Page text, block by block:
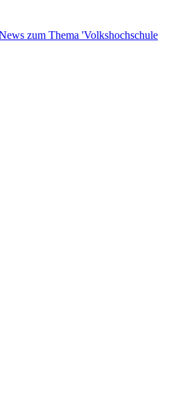
zum Thema 'Volkshochschule